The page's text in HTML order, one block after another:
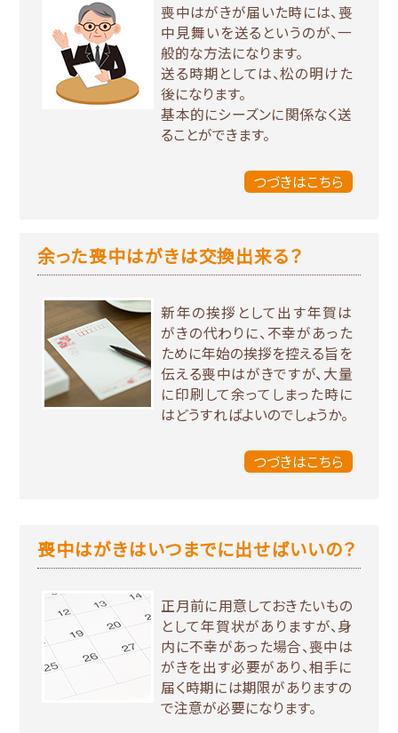
喪中はがきが届いた時には、喪
中見舞いを送るというのが、一
般的な方法になります。
送る時期としては、松の明けた
後になります。
基本的にシーズンに関係なく送
ることができます。
つづきはこちら
余った喪中はがきは交換出来る？
新年の挨拶として出す年賀は
がきの代わりに、不幸があった
ために年始の挨拶を控える旨を
伝える喪中はがきですが、大量
に印刷して余ってしまった時に
はどうすればよいのでしょうか。
つづきはこちら
喪中はがきはいつまでに出せばいいの？
正月前に用意しておきたいもの
として年賀状がありますが、身
内に不幸があった場合、喪中は
がきを出す必要があり、相手に
届く時期には期限がありますの
で注意が必要になります。